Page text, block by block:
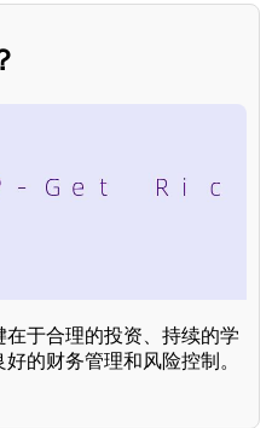
于合理的投资、持续的学
的财务管理和风险控制。